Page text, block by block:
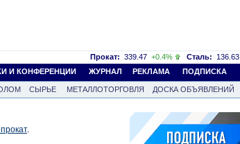
Прокат: 339.47 +0.4% Сталь: 136.63
И КОНФЕРЕНЦИИ ЖУРНАЛ РЕКЛАМА ПОДПИСКА
СЫРЬЕ МЕТАЛЛОТОРГОВЛЯ
ДОСКА ОБЪЯВЛЕНИЙ
.